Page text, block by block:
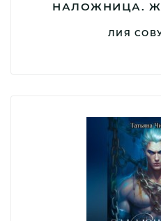
НАЛОЖНИЦА.
ЛИЯ